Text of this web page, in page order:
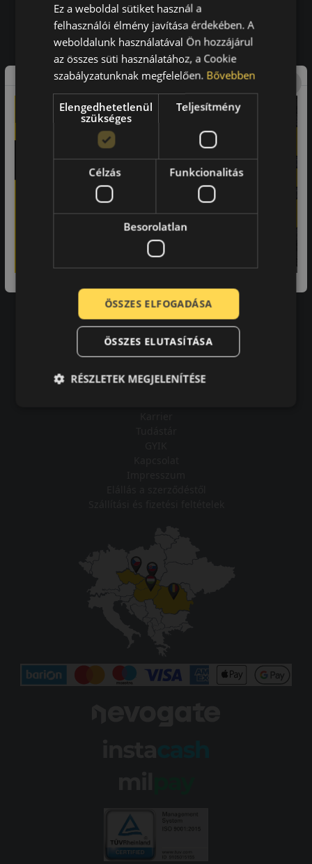
Vásárlói vélemények
97.76%
a vásárlók közül ajánlaná ismerősének ezt a boltot.
21659vélemény alapján
Laca
A bolt vásárlója
Minden tökéletesen működik.
Adatvédelmi tájékoztató
Ez a weboldal sütiket használ a
felhasználói élmény javítása érdekében. A
weboldalunk használatával Ön hozzájárul
az összes süti használatához, a Cookie
szabályzatunknak megfelelően. Bővebben
Elengedhetetlenül
szükséges
Teljesítmény
Célzás Funkcionalitás
Besorolatlan
ÖSSZES ELFOGADÁSA
ÖSSZES ELUTASÍTÁSA
RÉSZLETEK MEGJELENÍTÉSE